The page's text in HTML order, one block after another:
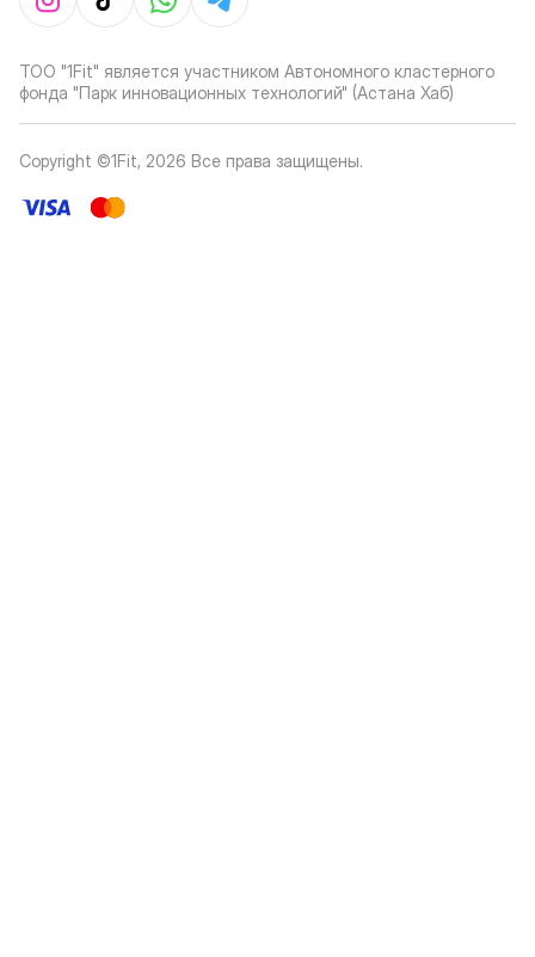
ТОО "1Fit" является участником Автономного кластерного
фонда "Парк инновационных технологий" (Астана Хаб)
Copyright ©1Fit, 2026 Все права защищены.